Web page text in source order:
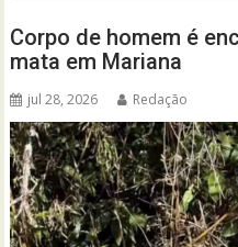
Corpo de homem é
mata em Mariana
jul 28, 2026 Redação